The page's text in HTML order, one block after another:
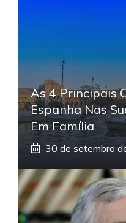
As 4 Principais
Espanha Nas
Em Família
30 de setembro